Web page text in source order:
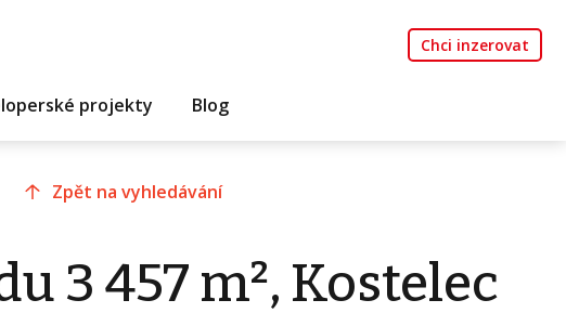
Chci inzerovat
projekty Blog
Zpět na vyhledávání
3 457 m², Kostelec